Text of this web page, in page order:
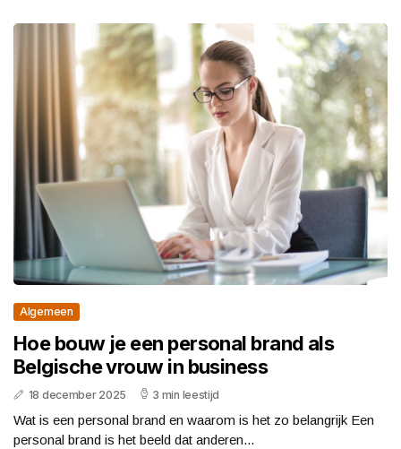
Algemeen
Hoe bouw je een personal brand als
Belgische vrouw in business
18 december 2025 3 min leestijd
Wat is een personal brand en waarom is het zo belangrijk Een
personal brand is het beeld dat anderen...